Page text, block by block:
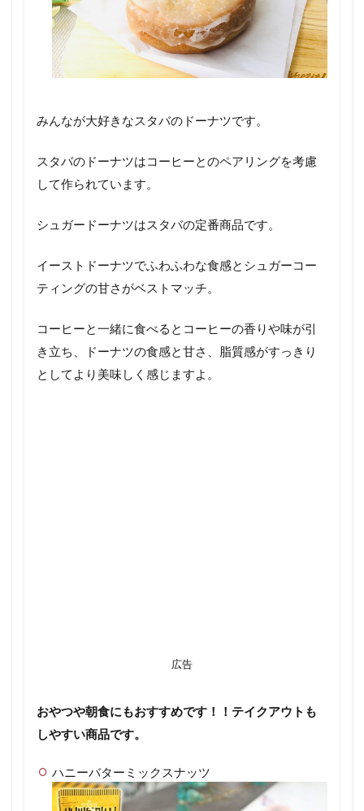
みんなが大好きなスタバのドーナツです。
スタバのドーナツはコーヒーとのペアリングを考慮
して作られています。
シュガードーナツはスタバの定番商品です。
イーストドーナツでふわふわな食感とシュガーコー
ティングの甘さがベストマッチ。
コーヒーと一緒に食べるとコーヒーの香りや味が引
き立ち、ドーナツの食感と甘さ、脂質感がすっきり
としてより美味しく感じますよ。
広告
おやつや朝食にもおすすめです！！テイクアウトも
しやすい商品です。
ハニーバターミックスナッツ